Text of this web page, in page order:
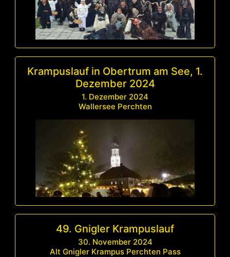
Krampuslauf in Obertrum am See, 1.
Dezember 2024
1. Dezember 2024
Wallersee Perchten
49. Gnigler Krampuslauf
30. November 2024
Alt Gnigler Krampus Perchten Pass